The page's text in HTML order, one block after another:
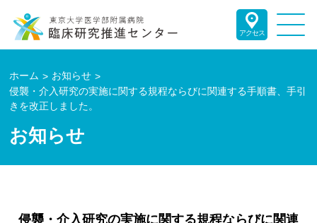
アクセス
ホーム
お知らせ
侵襲・介入研究の実施に関する規程ならびに関連する手順書、手引
きを改正しました。
お知らせ
侵襲・介入研究の実施に関する規程ならびに関連